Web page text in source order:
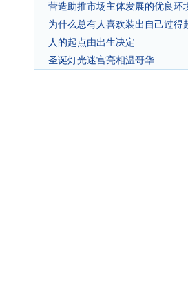
营造助推市场主体发展的优良环
为什么总有人喜欢装出自己过得
人的起点由出生决定
圣诞灯光迷宫亮相温哥华